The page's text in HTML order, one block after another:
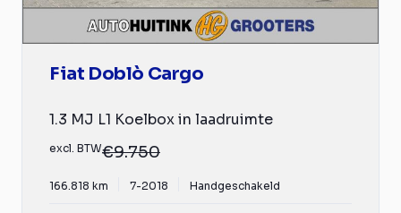
Fiat Doblò Cargo
1.3 MJ L1 Koelbox in laadruimte
excl. BTW€9.750
166.818 km 7-2018 Handgeschakeld